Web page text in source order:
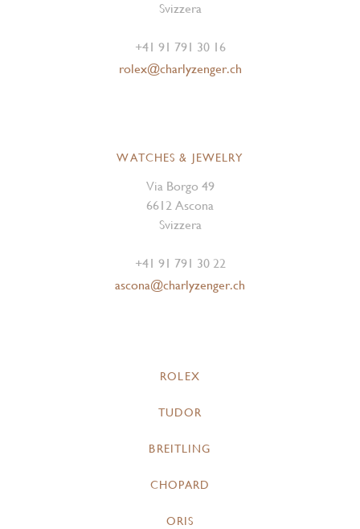
Svizzera
+41 91 791 30 16
rolex@charlyzenger.ch
WATCHES & JEWELRY
Via Borgo 49
6612 Ascona
Svizzera
+41 91 791 30 22
ascona@charlyzenger.ch
ROLEX
TUDOR
BREITLING
CHOPARD
ORIS